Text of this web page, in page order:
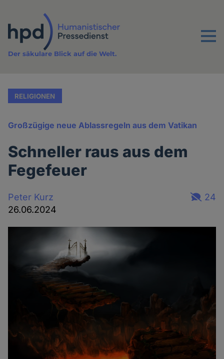
Inhalt
Menu
Der säkulare Blick auf die Welt.
RELIGIONEN
Großzügige neue Ablassregeln aus dem Vatikan
Schneller raus aus dem
Fegefeuer
Peter Kurz
26.06.2024
24